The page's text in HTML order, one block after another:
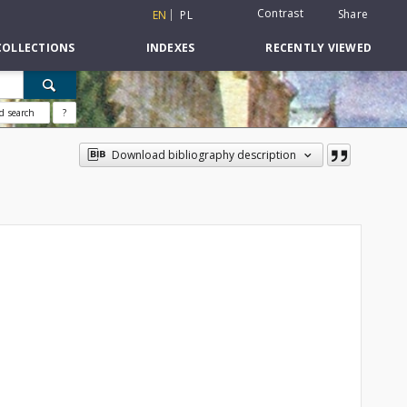
EN PL Contrast Share
INDEXES RECENTLY VIEWED
search ?
Download bibliography description